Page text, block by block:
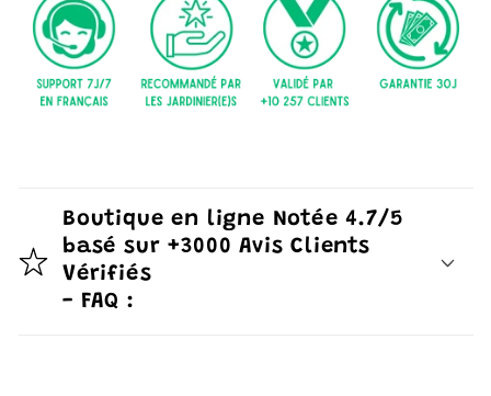
Boutique en ligne Notée 4.7/5
basé sur +3000 Avis Clients
Vérifiés
- FAQ :